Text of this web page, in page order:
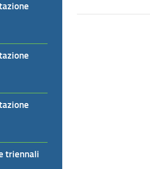
triennali